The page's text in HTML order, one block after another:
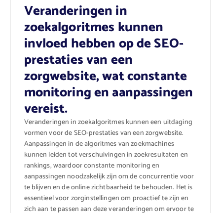
Veranderingen in
zoekalgoritmes kunnen
invloed hebben op de SEO-
prestaties van een
zorgwebsite, wat constante
monitoring en aanpassingen
vereist.
Veranderingen in zoekalgoritmes kunnen een uitdaging
vormen voor de SEO-prestaties van een zorgwebsite.
Aanpassingen in de algoritmes van zoekmachines
kunnen leiden tot verschuivingen in zoekresultaten en
rankings, waardoor constante monitoring en
aanpassingen noodzakelijk zijn om de concurrentie voor
te blijven en de online zichtbaarheid te behouden. Het is
essentieel voor zorginstellingen om proactief te zijn en
zich aan te passen aan deze veranderingen om ervoor te